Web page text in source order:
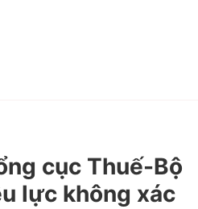
cục Thuế-Bộ
lực không xác